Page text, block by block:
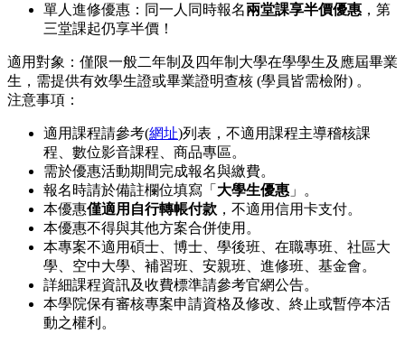
單人進修優惠：同一人同時報名兩堂課享半價優惠 ，第
三堂課起仍享半價！
適用對象：僅限一般二年制及四年制大學在學學生及應屆畢業
生，需提供有效學生證或畢業證明查核 (學員皆需檢附) 。
注意事項：
適用課程請參考(網址)列表，不適用課程主導稽核課
程、數位影音課程、商品專區。
需於優惠活動期間完成報名與繳費。
報名時請於備註欄位填寫「 大學生優惠 」。
本優惠僅適用自行轉帳付款 ，不適用信用卡支付。
本優惠不得與其他方案合併使用。
本專案不適用碩士、博士、學後班、在職專班、社區大
學、空中大學、補習班、安親班、進修班、基金會。
詳細課程資訊及收費標準請參考官網公告。
本學院保有審核專案申請資格及修改、終止或暫停本活
動之權利。